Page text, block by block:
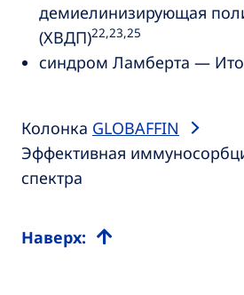
демиелинизирующая
(ХВДП)22,23,25
синдром Ламберта —
Колонка GLOBAFFIN
Эффективная
спектра
Наверх: